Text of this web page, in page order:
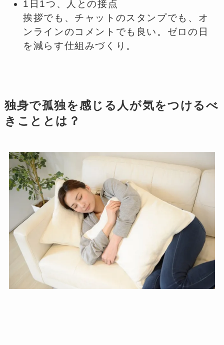
1日1つ、人との接点
挨拶でも、チャットのスタンプでも、オ
ンラインのコメントでも良い。ゼロの日
を減らす仕組みづくり。
独身で孤独を感じる人が気をつけるべ
きこととは？